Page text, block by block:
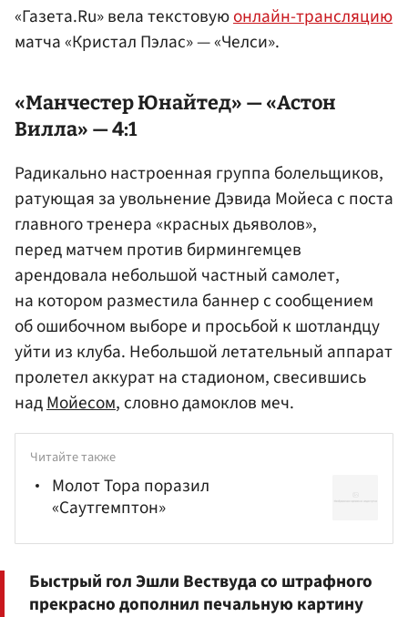
«Газета.Ru» вела текстовуюонлайн-трансляцию
матча «Кристал Пэлас» — «Челси».
«Манчестер Юнайтед» — «Астон
Вилла» — 4:1
Радикально настроенная группа болельщиков,
ратующая за увольнение Дэвида Мойеса с поста
главного тренера «красных дьяволов»,
перед матчем против бирмингемцев
арендовала небольшой частный самолет,
на котором разместила баннер с сообщением
об ошибочном выборе и просьбой к шотландцу
уйти из клуба. Небольшой летательный аппарат
пролетел аккурат на стадионом, свесившись
надМойесом, словно дамоклов меч.
Читайте также
Молот Тора поразил
«Саутгемптон»
Быстрый гол Эшли Вествуда со штрафного
прекрасно дополнил печальную картину